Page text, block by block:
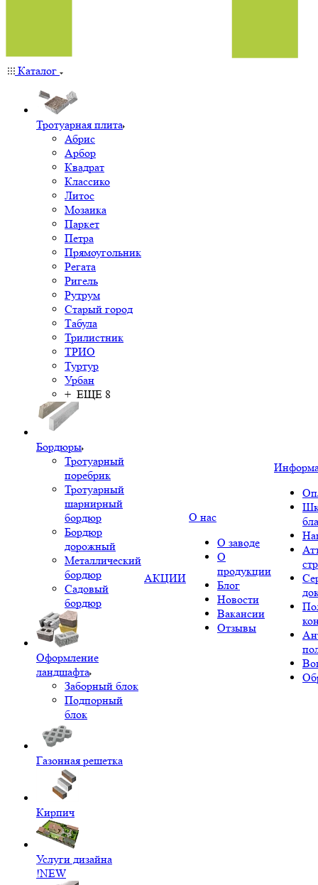
Каталог
Тротуарная плита
Абрис
Арбор
Квадрат
Классико
Литос
Мозаика
Паркет
Петра
Прямоугольник
Регата
Ригель
Рутрум
Старый город
Табула
Трилистник
ТРИО
Туртур
Урбан
+ ЕЩЕ 8
Бордюры
Тротуарный
поребрик
Тротуарный
шарнирный
бордюр
Бордюр
дорожный
Металлический
бордюр
Садовый
бордюр
Оформление
ландшафта
Заборный блок
Подпорный
блок
Газонная решетка
Кирпич
Услуги дизайна
!NEW
АКЦИИ
О нас
О заводе
О
продукции
Блог
Новости
Вакансии
Отзывы